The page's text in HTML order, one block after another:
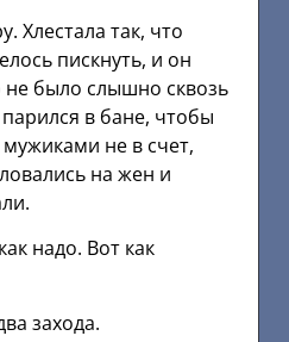
Хлестала так, что
пискнуть, и он
не было слышно сквозь
в бане, чтобы
не в счет,
на жен и
надо. Вот как
захода.